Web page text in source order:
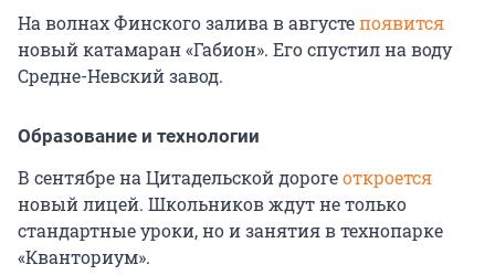
На волнах Финского залива в августепоявится
новый катамаран «Габион». Его спустил на воду
Средне-Невский завод.
Образование и технологии
В сентябре на Цитадельской дорогеоткроется
новый лицей. Школьников ждут не только
стандартные уроки, но и занятия в технопарке
«Кванториум».